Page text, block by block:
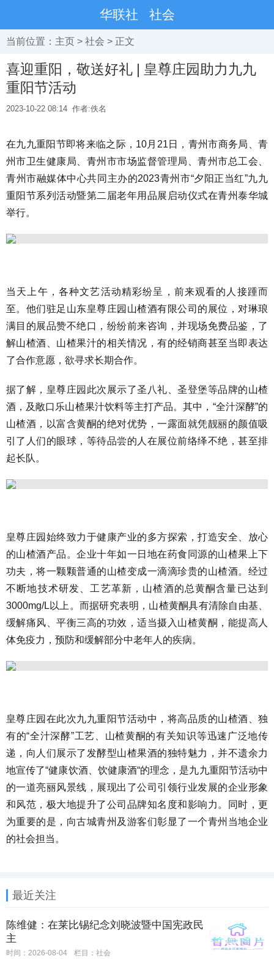
华联社 社会
当前位置： 主页 > 社会 > 正文
喜迎重阳，敬送好礼 | 皇尊庄园助力九九
重阳节活动
2023-10-22 08:14 作者:佚名
在九九重阳节即将来临之际，10月21日，青州市商务局、青
州市卫生健康局、青州市市场监督管理局、青州市总工会、
青州市融媒体中心共同主办的2023青州市“夕阳正当红”九九
重阳节系列活动暨第二届老年用品展启动仪式在青州泰华城
举行。
当天上午，各种文艺活动精彩纷呈，前来观看的人接踵而
至。他们驻足山东皇尊庄园山楂酒有限公司的展位，对琳琅
满目的展品赞不绝口，纷纷前来咨询，并现场免费品鉴，了
解山楂酒、山楂果汁的相关情况，有的经销商甚至当即表达
了合作意愿，欲寻求长期合作。
据了解，皇尊庄园此次展示了圣八礼、圣登堡等品牌的山楂
酒，及敞口乐山楂果汁饮料等主打产品。其中，“全汁深酵”的
山楂酒，以富含黄酮的绝对优势，一露面就凭靓丽的颜值吸
引了人们的眼球，等待品尝的人在展位前络绎不绝，甚至排
起长队。
皇尊庄园始终致力于健康产业的多方探索，打造安全、放心
的山楂酒产品。企业十年如一日地在药食同源的山楂果上下
功夫，将一颗颗普通的山楂变成一滴滴珍贵的山楂酒。经过
不断地技术研发、工艺革新，山楂酒的总黄酮含量已达到
3000mg/L以上。而据研究表明，山楂黄酮具有清除自由基、
缓解痛风、平衡三高的功效，适当摄入山楂黄酮，能提高人
体免疫力，预防和缓解部分中老年人的疾病。
皇尊庄园在此次九九重阳节活动中，将高品质的山楂酒、独
有的“全汁深酵”工艺、山楂黄酮的有关知识等迅速广泛地传
递，向人们展示了发酵型山楂果酒的独特魅力，并不遗余力
地宣传了“健康饮酒、饮健康酒“的理念，是九九重阳节活动中
的一道亮丽风景线，展现出了公司引领行业发展的企业形象
和风范，极大地提升了公司品牌知名度和影响力。同时，更
为重要的是，向古城青州及游客们彰显了一个青州当地企业
的社会担当。
最近关注
陈维健：在莱比锡纪念刘晓波暨中国宪政民
主
时间：2026-08-04 栏目： 社会